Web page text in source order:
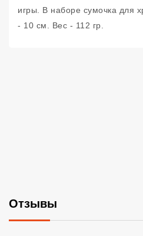
игры. В наборе сумочка для
- 10 см. Вес - 112 гр.
Отзывы